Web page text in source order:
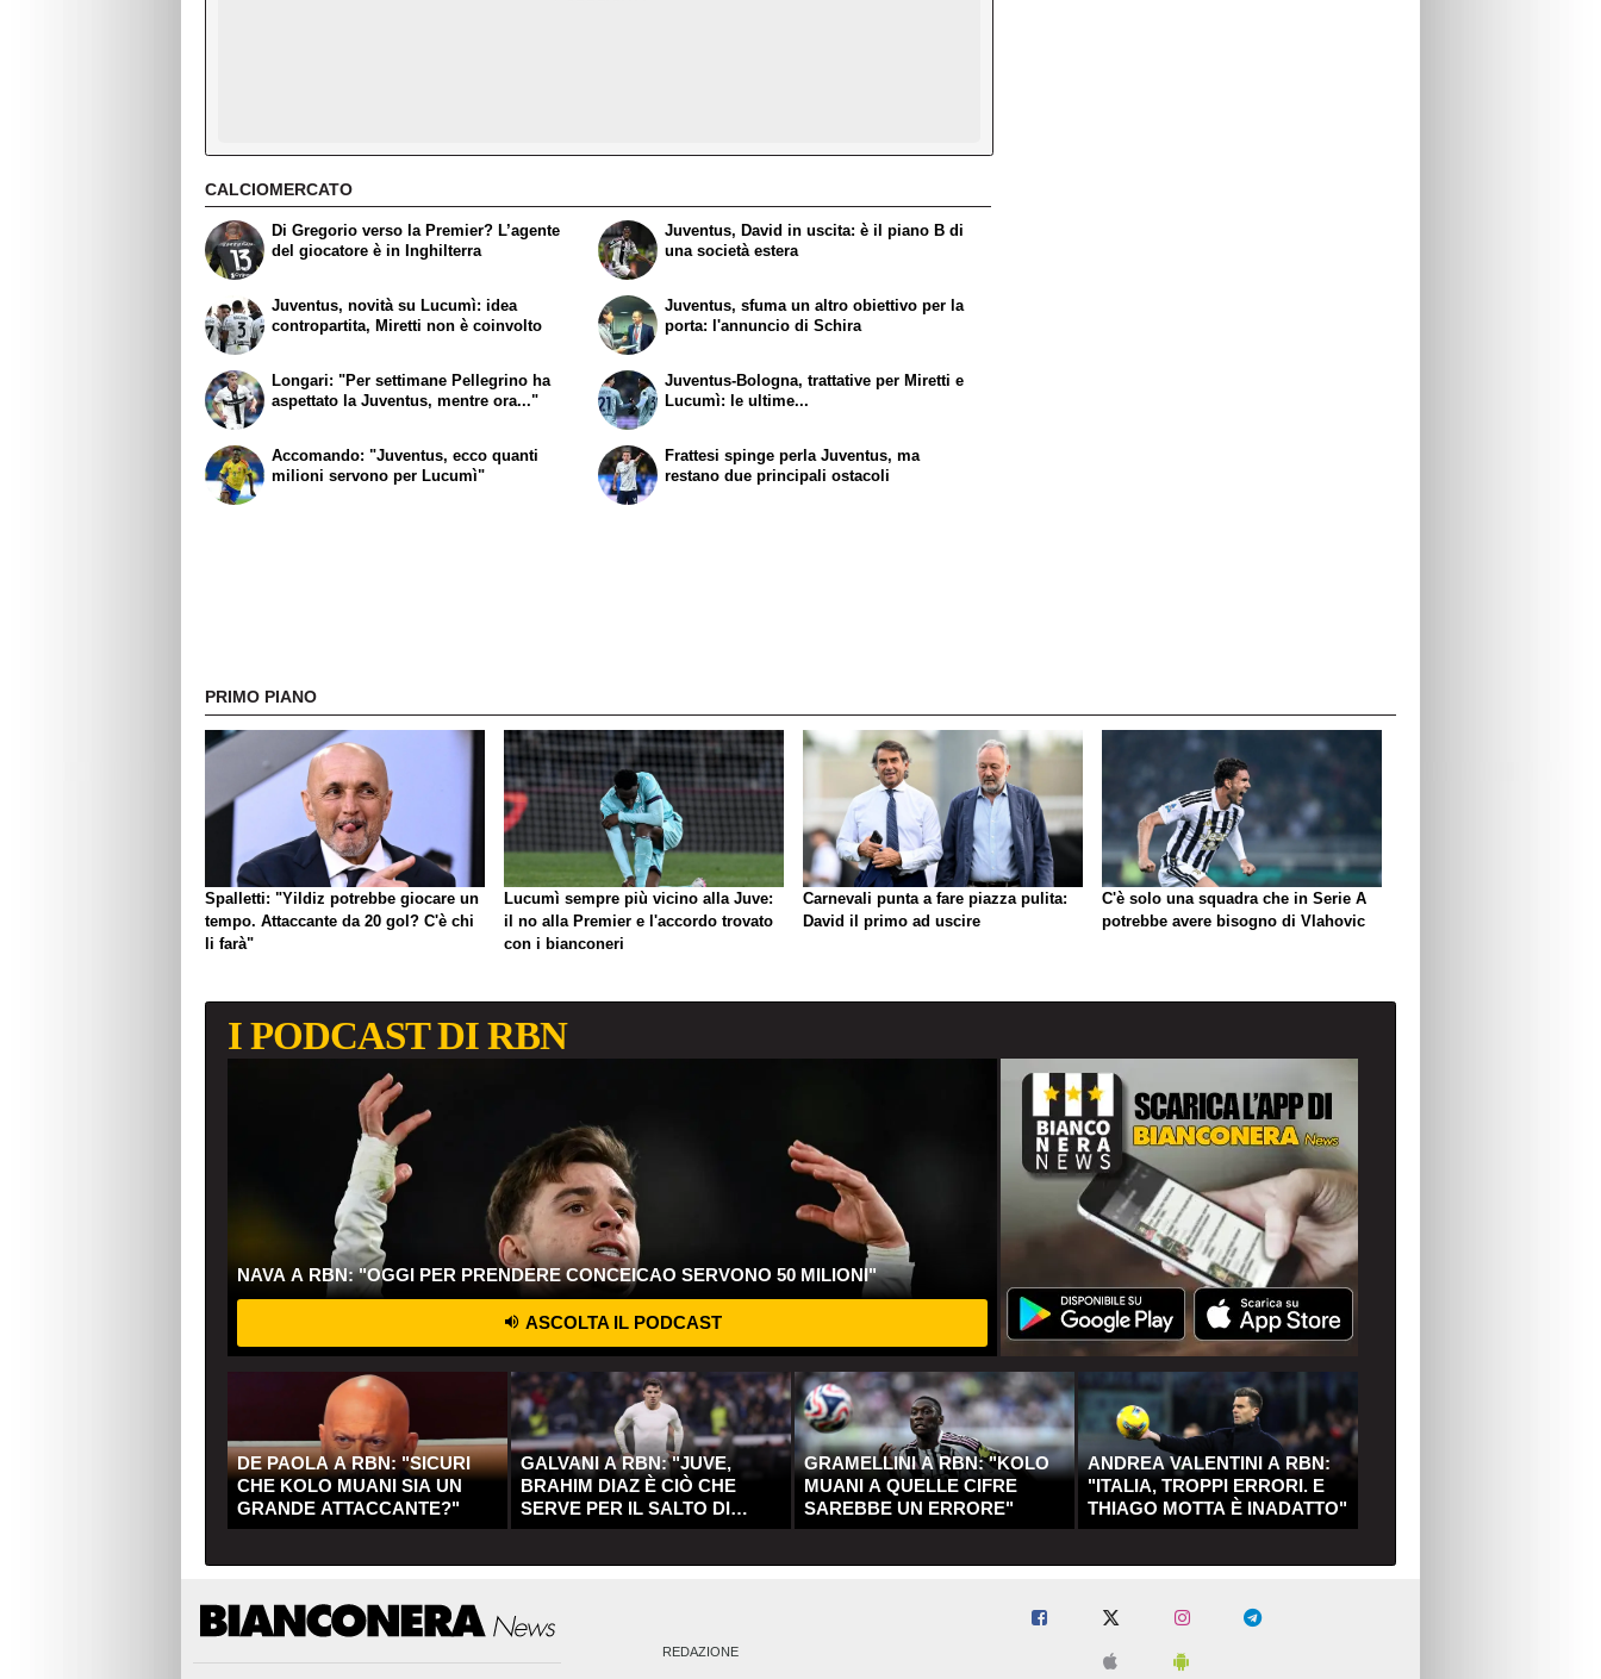
CALCIOMERCATO
Di Gregorio verso la Premier? L’agente
del giocatore è in Inghilterra
Juventus, novità su Lucumì: idea
contropartita, Miretti non è coinvolto
Juventus, David in uscita: è il piano B di
una società estera
Juventus, sfuma un altro obiettivo per la
porta: l'annuncio di Schira
Longari: "Per settimane Pellegrino ha
aspettato la Juventus, mentre ora..."
Accomando: "Juventus, ecco quanti
milioni servono per Lucumì"
Juventus-Bologna, trattative per Miretti e
Lucumì: le ultime...
Frattesi spinge perla Juventus, ma
restano due principali ostacoli
PRIMO PIANO
Spalletti: "Yildiz potrebbe giocare un
tempo. Attaccante da 20 gol? C'è chi
li farà"
Lucumì sempre più vicino alla Juve:
il no alla Premier e l'accordo trovato
con i bianconeri
Carnevali punta a fare piazza pulita:
David il primo ad uscire
C'è solo una squadra che in Serie A
potrebbe avere bisogno di Vlahovic
I PODCAST DI RBN
NAVA A RBN: "OGGI PER PRENDERE CONCEICAO SERVONO 50 MILIONI"
ASCOLTA IL PODCAST
DE PAOLA A RBN: "SICURI
CHE KOLO MUANI SIA UN
GRANDE ATTACCANTE?"
GALVANI A RBN: "JUVE,
BRAHIM DIAZ È CIÒ CHE
SERVE PER IL SALTO DI
QUALITÀ"
GRAMELLINI A RBN: "KOLO
MUANI A QUELLE CIFRE
SAREBBE UN ERRORE"
ANDREA VALENTINI A RBN:
"ITALIA, TROPPI ERRORI. E
THIAGO MOTTA È INADATTO"
REDAZIONE